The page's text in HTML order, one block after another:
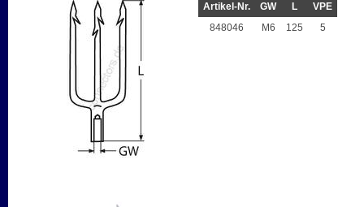
Artikel-Nr. GW L
VPE
848046
M6 125 5